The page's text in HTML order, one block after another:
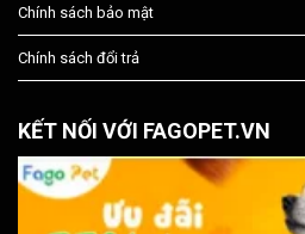
Chính sách bảo mật
Chính sách đổi trả
KẾT NỐI VỚI FAGOPET.VN